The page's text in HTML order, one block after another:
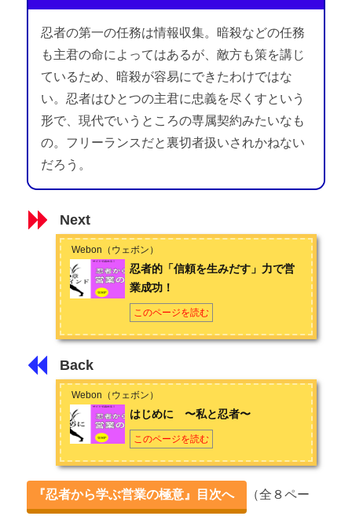
忍者の第一の任務は情報収集。暗殺などの任務
も主君の命によってはあるが、敵方も策を講じ
ているため、暗殺が容易にできたわけではな
い。忍者はひとつの主君に忠義を尽くすという
形で、現代でいうところの専属契約みたいなも
の。フリーランスだと裏切者扱いされかねない
だろう。
Next
Webon（ウェボン）
忍者的「信頼を生みだす」力で営
業成功！
このページを読む
Back
Webon（ウェボン）
はじめに 〜私と忍者〜
このページを読む
『忍者から学ぶ営業の極意』目次へ （全８ペー